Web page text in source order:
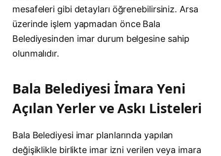
mesafeleri gibi detayları öğrenebilirsiniz. Arsa
üzerinde işlem yapmadan önce Bala
Belediyesinden imar durum belgesine sahip
olunmalıdır.
Bala Belediyesi İmara Yeni
Açılan Yerler ve Askı Listeleri
Bala Belediyesi imar planlarında yapılan
değişiklikle birlikte imar izni verilen veya imara